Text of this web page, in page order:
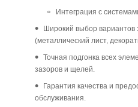
Интеграция с
Широкий выбор вариантов
(металлический лист,
Точная подгонка всех
зазоров и щелей.
Гарантия качества и
обслуживания.